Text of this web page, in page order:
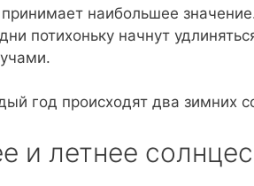
наибольшее
потихоньку начнут
год происходят два зимних
и летнее